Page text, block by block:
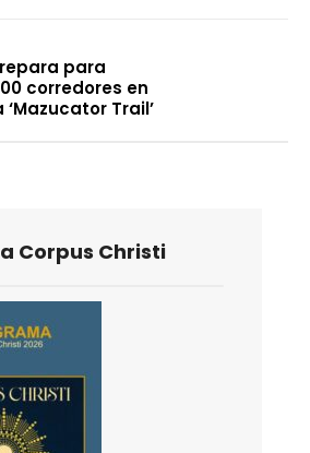
para
corredores en
Trail’
Corpus Christi